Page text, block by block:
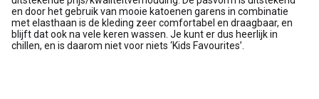
en door het gebruik van mooie katoenen garens in combinatie
met elasthaan is de kleding zeer comfortabel en draagbaar, en
blijft dat ook na vele keren wassen. Je kunt er dus heerlijk in
chillen, en is daarom niet voor niets ‘Kids Favourites’.